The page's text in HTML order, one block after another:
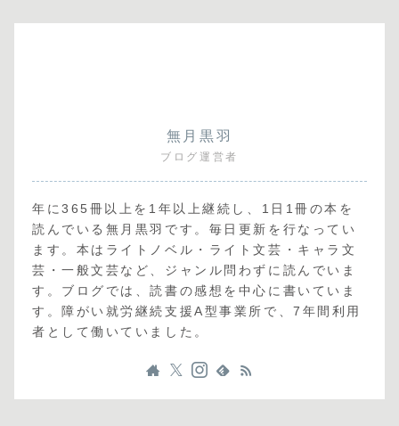
無月黒羽
ブログ運営者
年に365冊以上を1年以上継続し、1日1冊の本を
読んでいる無月黒羽です。毎日更新を行なってい
ます。本はライトノベル・ライト文芸・キャラ文
芸・一般文芸など、ジャンル問わずに読んでいま
す。ブログでは、読書の感想を中心に書いていま
す。障がい就労継続支援A型事業所で、7年間利用
者として働いていました。